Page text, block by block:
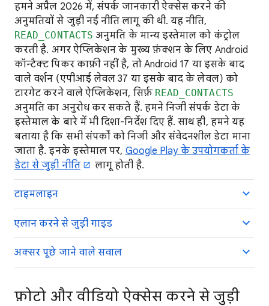
हमने अप्रैल 2026 में, संपर्क जानकारी ऐक्सेस करने की
अनुमतियों से जुड़ी नई नीति लागू की थी. यह नीति,
READ_CONTACTS अनुमति के मान्य इस्तेमाल को कंट्रोल
करती है. अगर ऐप्लिकेशन के मुख्य फ़ंक्शन के लिए Android
कॉन्टैक्ट पिकर काफ़ी नहीं है, तो Android 17 या इसके बाद
वाले वर्शन (एपीआई लेवल 37 या इसके बाद के लेवल) को
टारगेट करने वाले ऐप्लिकेशन, सिर्फ़ READ_CONTACTS
अनुमति का अनुरोध कर सकते हैं. हमने निजी संपर्क डेटा के
इस्तेमाल के बारे में भी दिशा-निर्देश दिए हैं. साथ ही, हमने यह
बताया है कि सभी संपर्कों को निजी और संवेदनशील डेटा माना
जाता है. इनके इस्तेमाल पर, Google Play के उपयोगकर्ता के
डेटा से जुड़ी नीति
लागू होती है.
टाइमलाइन
एलान करने से जुड़ी गाइड
अक्सर पूछे जाने वाले सवाल
फ़ोटो और वीडियो ऐक्सेस करने से जुड़ी